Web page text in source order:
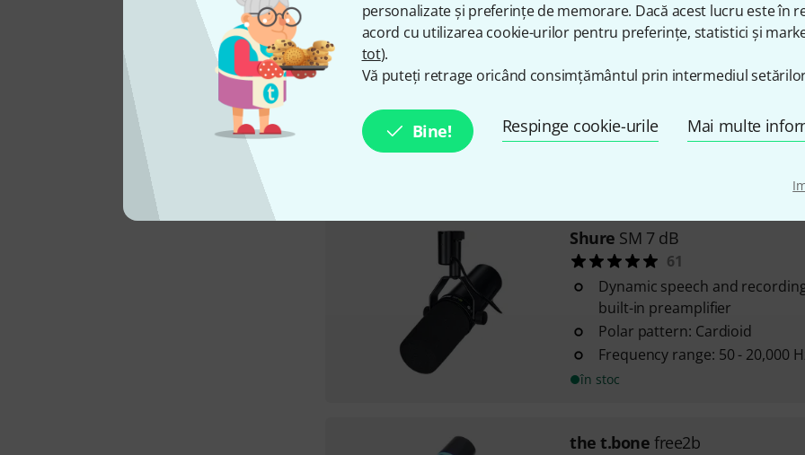
personalizate și preferințe de memorare. Dacă acest lucru este în
acord cu utilizarea cookie-urilor pentru preferințe, statistici și
tot).
Vă puteți retrage oricând consimțământul prin intermediul
Bine! Respinge cookie-urile Mai multe
VarytecWind Up 85 kg TÜV
Very strong wind-up stand
Maximum height: 4 m
Shure SM 7 dB
61
Dynamic speech and
built-in preamplifier
Polar pattern: Cardioid
Frequency range: 50 - 20,000
în stoc
the t.bone free2b